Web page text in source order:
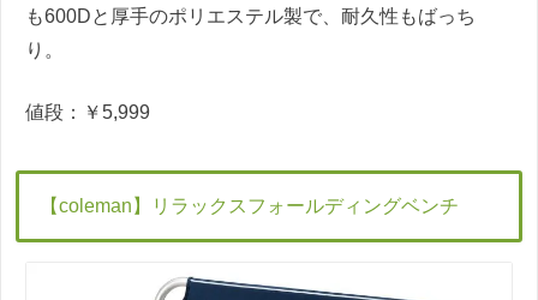
も600Dと厚手のポリエステル製で、耐久性もばっち
り。
値段：￥5,999
【coleman】リラックスフォールディングベンチ